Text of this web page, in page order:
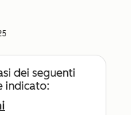
dei seguenti
indicato: